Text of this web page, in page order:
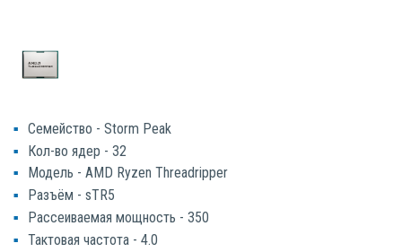
Семейство - Storm Peak
Кол-во ядер - 32
Модель - AMD Ryzen Threadripper
Разъём - sTR5
Рассеиваемая мощность - 350
Тактовая частота - 4.0